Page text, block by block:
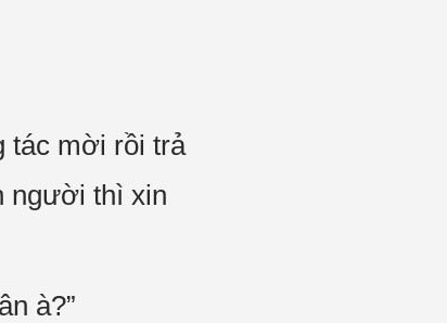
tác mời rồi trả
người thì xin
à?”